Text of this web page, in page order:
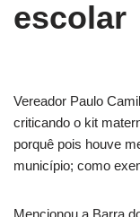
escolar
Vereador Paulo
criticando o kit
porquê pois houve
município; como